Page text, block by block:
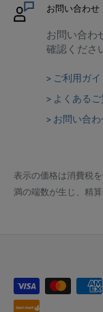
お問い合わせ
お問い合わ
確認くださ
> ご利用ガイ
> よくあるご
> お問い合
表示の価格は消費税
満の端数が生じ、精